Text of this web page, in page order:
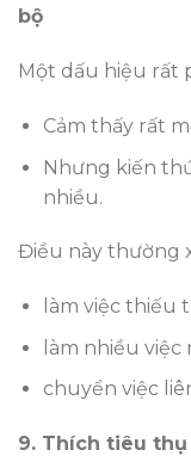
bộ
Một dấu hiệu rất
Cảm thấy rất
Nhưng kiến
nhiều.
Điều này thường
làm việc thiếu
làm nhiều việc
chuyển việc
9. Thích tiêu thụ